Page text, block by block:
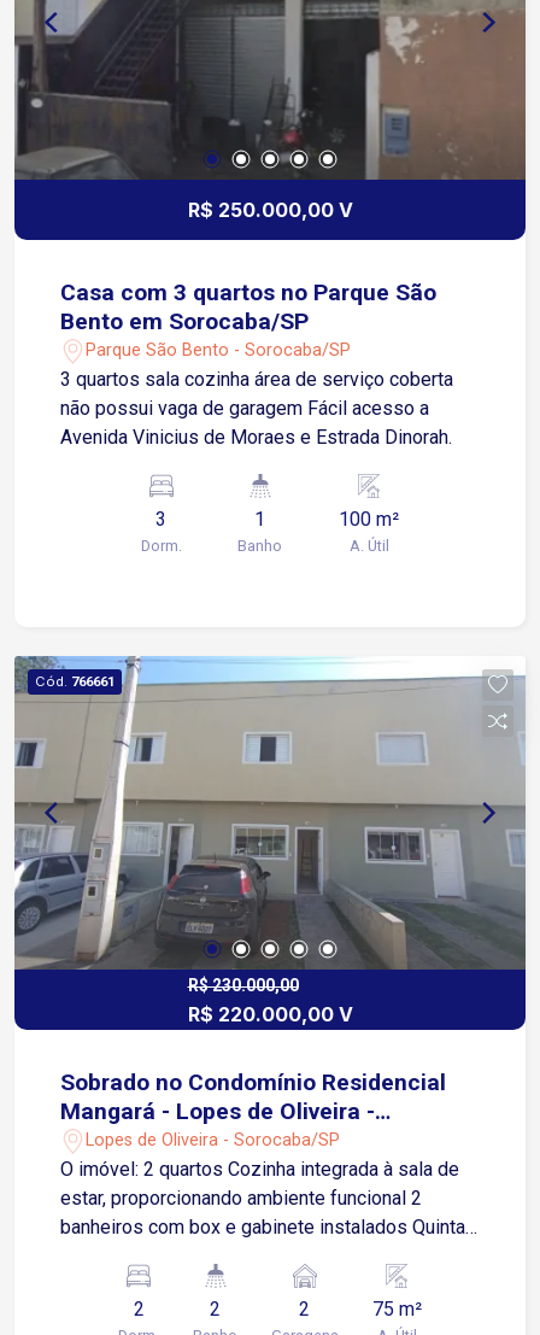
R$ 250.000,00 V
Casa com 3 quartos no Parque São
Bento em Sorocaba/SP
Parque São Bento - Sorocaba/SP
3 quartos sala cozinha área de serviço coberta
não possui vaga de garagem Fácil acesso a
Avenida Vinicius de Moraes e Estrada Dinorah.
3
Dorm.
1
Banho
100 m²
A. Útil
Cód. 766661
R$ 230.000,00
R$ 220.000,00 V
Sobrado no Condomínio Residencial
Mangará - Lopes de Oliveira -
Sorocaba/SP
Lopes de Oliveira - Sorocaba/SP
O imóvel: 2 quartos Cozinha integrada à sala de
estar, proporcionando ambiente funcional 2
banheiros com box e gabinete instalados Quintal
descobertas Acesso rápido à Avenida Ipanema e
à Avenida Elias Maluf facilitando deslocamento
2 2 2 75 m²